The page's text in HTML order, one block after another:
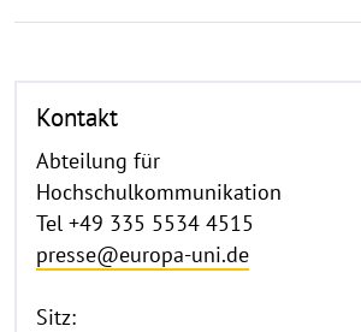
Kontakt
Abteilung für
Hochschulkommunikation
Tel +49 335 5534 4515
presse@europa-uni.de
Sitz: